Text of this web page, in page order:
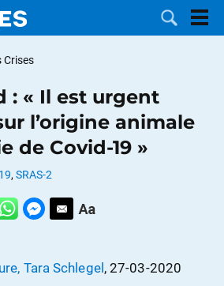
Crises
: « Il est urgent
l’origine animale
de Covid-19 »
, SRAS-2
Tara Schlegel , 27-03-2020